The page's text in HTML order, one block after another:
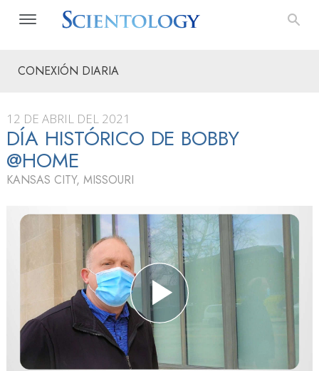
CONEXIÓN DIARIA
12 DE ABRIL DEL 2021
DÍA HISTÓRICO DE BOBBY
@HOME
KANSAS CITY, MISSOURI